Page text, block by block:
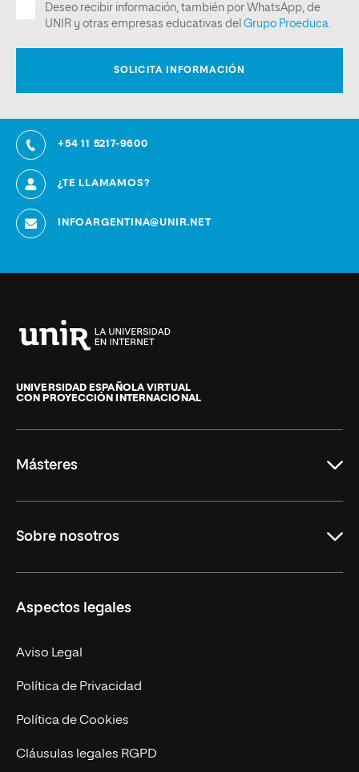
+54 11 5217-9600
¿TE LLAMAMOS?
INFOARGENTINA@UNIR.NET
de
La
UNIVERSIDAD ESPAÑOLA VIRTUAL
CON PROYECCIÓN INTERNACIONAL
Másteres
Derecho
Empresa
MBA
Marketing y Comunicación
Ingeniería
Diseño
Sobre nosotros
Nuestro Equipo
Contacto
Aspectos legales
Aviso Legal
Política de Privacidad
Política de Cookies
Cláusulas legales RGPD